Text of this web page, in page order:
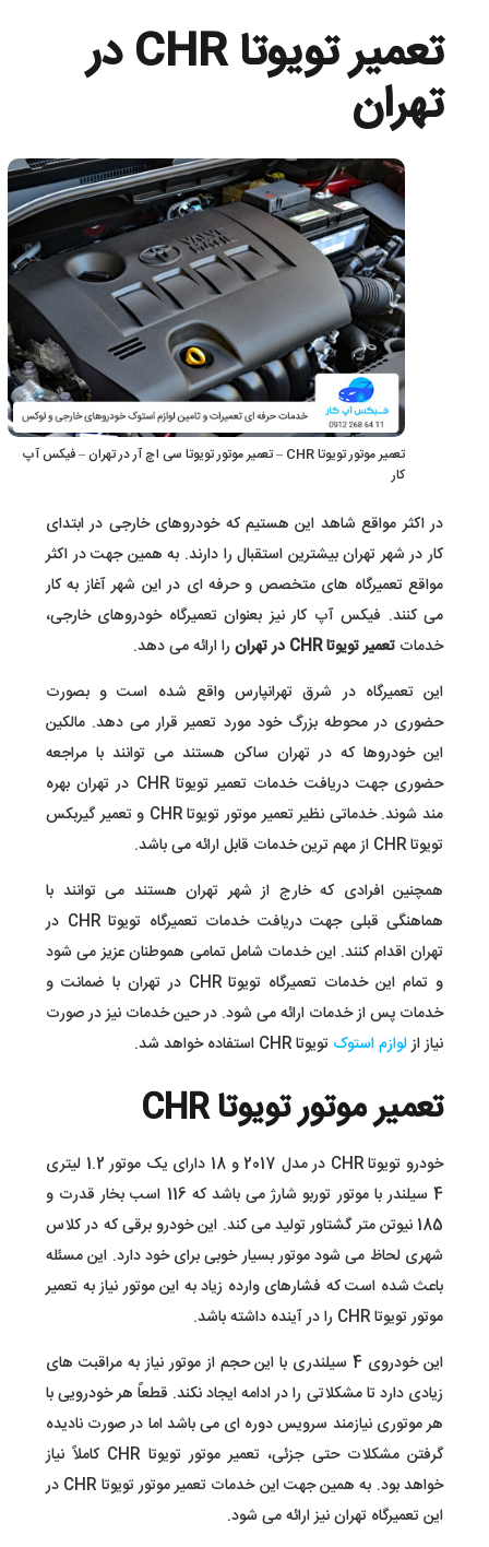
تعمیر تویوتا CHR در
تهران
تعمیر موتور تویوتا CHR – تعمیر موتور تویوتا سی اچ آر در تهران – فیکس آپ
کار
در اکثر مواقع شاهد این هستیم که خودروهای خارجی در ابتدای
کار در شهر تهران بیشترین استقبال را دارند. به همین جهت در اکثر
مواقع تعمیرگاه های متخصص و حرفه ای در این شهر آغاز به کار
می کنند. فیکس آپ کار نیز بعنوان تعمیرگاه خودروهای خارجی،
خدمات تعمیر تویوتا CHR در تهران
را ارائه می دهد.
این تعمیرگاه در شرق تهرانپارس واقع شده است و بصورت
حضوری در محوطه بزرگ خود مورد تعمیر قرار می دهد. مالکین
این خودروها که در تهران ساکن هستند می توانند با مراجعه
حضوری جهت دریافت خدمات تعمیر تویوتا CHR در تهران بهره
مند شوند. خدماتی نظیر تعمیر موتور تویوتا CHR و تعمیر گیربکس
تویوتا CHR از مهم ترین خدمات قابل ارائه می باشد.
همچنین افرادی که خارج از شهر تهران هستند می توانند با
هماهنگی قبلی جهت دریافت خدمات تعمیرگاه تویوتا CHR در
تهران اقدام کنند. این خدمات شامل تمامی هموطنان عزیز می شود
و تمام این خدمات تعمیرگاه تویوتا CHR در تهران با ضمانت و
خدمات پس از خدمات ارائه می شود. در حین خدمات نیز در صورت
نیاز ازلوازم استوک تویوتا CHR استفاده خواهد شد.
تعمیر موتور تویوتا CHR
خودرو تویوتا CHR در مدل 2017 و 18 دارای یک موتور 1.2 لیتری
4 سیلندر با موتور توربو شارژ می باشد که 116 اسب‌ بخار قدرت و
185 نیوتن‌ متر گشتاور تولید می کند. این خودرو برقی که در کلاس
شهری لحاظ می شود موتور بسیار خوبی برای خود دارد. این مسئله
باعث شده است که فشارهای وارده زیاد به این موتور نیاز به تعمیر
موتور تویوتا CHR را در آینده داشته باشد.
این خودروی 4 سیلندری با این حجم از موتور نیاز به مراقبت های
زیادی دارد تا مشکلاتی را در ادامه ایجاد نکند. قطعاً هر خودرویی با
هر موتوری نیازمند سرویس دوره ای می باشد اما در صورت نادیده
گرفتن مشکلات حتی جزئی، تعمیر موتور تویوتا CHR کاملاً نیاز
خواهد بود. به همین جهت این خدمات تعمیر موتور تویوتا CHR در
این تعمیرگاه تهران نیز ارائه می شود.